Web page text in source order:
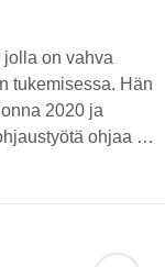
on vahva
tukemisessa. Hän
2020 ja
ohjaa …